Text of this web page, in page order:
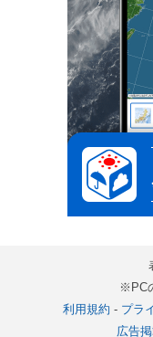
※PC
利用規約 - プラ
広告